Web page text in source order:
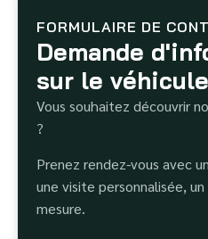
FORMULAIRE DE
Demande
sur le véhicule
Vous souhaitez découvrir
?
Prenez rendez-vous avec
une visite personnalisée,
mesure.